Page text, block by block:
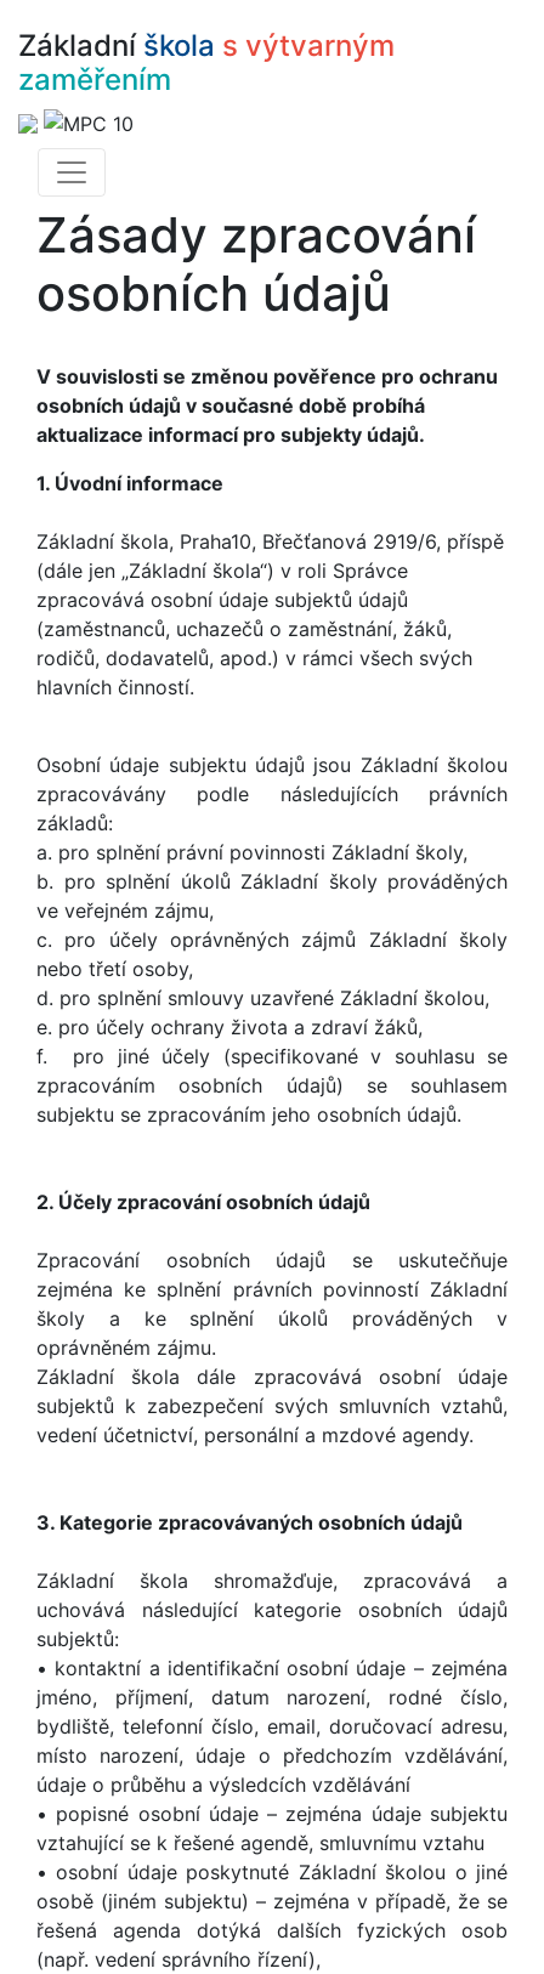
Základní škola s výtvarným
zaměřením
Zásady zpracování
osobních údajů
V souvislosti se změnou pověřence pro ochranu
osobních údajů v současné době probíhá
aktualizace informací pro subjekty údajů.
1. Úvodní informace
Základní škola, Praha10, Břečťanová 2919/6, příspě
(dále jen „Základní škola“) v roli Správce
zpracovává osobní údaje subjektů údajů
(zaměstnanců, uchazečů o zaměstnání, žáků,
rodičů, dodavatelů, apod.) v rámci všech svých
hlavních činností.
Osobní údaje subjektu údajů jsou Základní školou
zpracovávány podle následujících právních
základů:
a. pro splnění právní povinnosti Základní školy,
b. pro splnění úkolů Základní školy prováděných
ve veřejném zájmu,
c. pro účely oprávněných zájmů Základní školy
nebo třetí osoby,
d. pro splnění smlouvy uzavřené Základní školou,
e. pro účely ochrany života a zdraví žáků,
f. pro jiné účely (specifikované v souhlasu se
zpracováním osobních údajů) se souhlasem
subjektu se zpracováním jeho osobních údajů.
2. Účely zpracování osobních údajů
Zpracování osobních údajů se uskutečňuje
zejména ke splnění právních povinností Základní
školy a ke splnění úkolů prováděných v
oprávněném zájmu.
Základní škola dále zpracovává osobní údaje
subjektů k zabezpečení svých smluvních vztahů,
vedení účetnictví, personální a mzdové agendy.
3. Kategorie zpracovávaných osobních údajů
Základní škola shromažďuje, zpracovává a
uchovává následující kategorie osobních údajů
subjektů:
• kontaktní a identifikační osobní údaje – zejména
jméno, příjmení, datum narození, rodné číslo,
bydliště, telefonní číslo, email, doručovací adresu,
místo narození, údaje o předchozím vzdělávání,
údaje o průběhu a výsledcích vzdělávání
• popisné osobní údaje – zejména údaje subjektu
vztahující se k řešené agendě, smluvnímu vztahu
• osobní údaje poskytnuté Základní školou o jiné
osobě (jiném subjektu) – zejména v případě, že se
řešená agenda dotýká dalších fyzických osob
(např. vedení správního řízení),